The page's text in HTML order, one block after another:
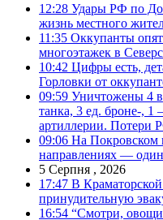
12:28 Удары РФ по
жизнь местного
11:35 Оккупанты
многоэтажек в
10:42 Цифры есть,
Горловки от
09:59 Уничтожены 4
танка, 3 ед. броне-, 1
артиллерии. Потери
09:06 На Покровском
направлениях —
5 Серпня , 2026
17:47 В
принудительную
16:54 “Смотри,